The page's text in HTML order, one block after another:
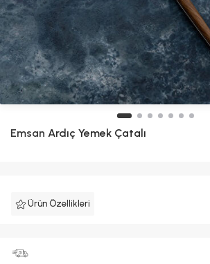
Emsan Ardıç Yemek Çatalı
Ürün Özellikleri